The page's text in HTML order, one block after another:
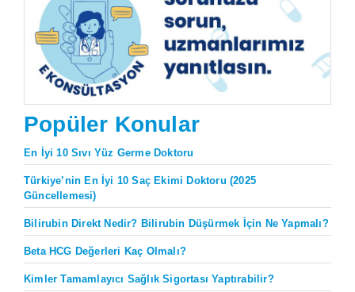
Popüler Konular
En İyi 10 Sıvı Yüz Germe Doktoru
Türkiye’nin En İyi 10 Saç Ekimi Doktoru (2025
Güncellemesi)
Bilirubin Direkt Nedir? Bilirubin Düşürmek İçin Ne Yapmalı?
Beta HCG Değerleri Kaç Olmalı?
Kimler Tamamlayıcı Sağlık Sigortası Yaptırabilir?